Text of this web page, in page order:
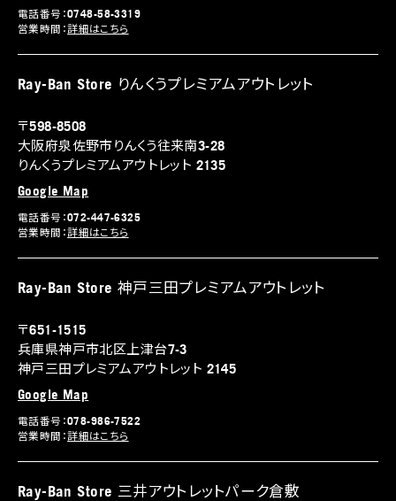
電話番号：0748-58-3319
営業時間：詳細はこちら
Ray-Ban Store りんくうプレミアムアウトレット
〒598-8508
大阪府泉佐野市りんくう往来南3-28
りんくうプレミアムアウトレット 2135
Google Map
電話番号：072-447-6325
営業時間：詳細はこちら
Ray-Ban Store 神戸三田プレミアムアウトレット
〒651-1515
兵庫県神戸市北区上津台7-3
神戸三田プレミアムアウトレット 2145
Google Map
電話番号：078-986-7522
営業時間：詳細はこちら
Ray-Ban Store 三井アウトレットパーク倉敷